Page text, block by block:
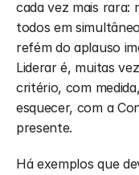
cada vez mais rara:
todos em
refém do aplauso
Liderar é, muitas
critério, com
esquecer, com a
presente.
Há exemplos que